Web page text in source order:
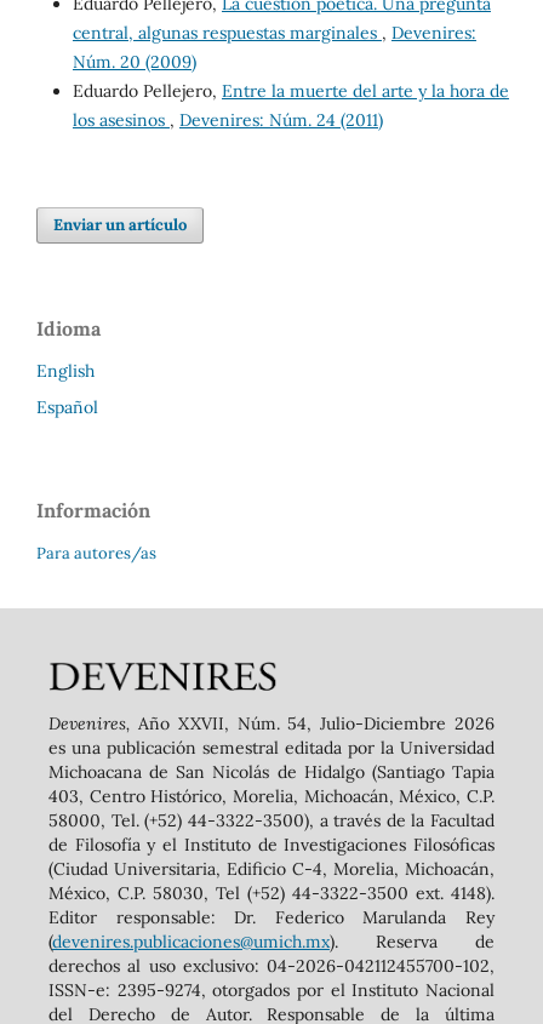
central, algunas respuestas marginales , Devenires:
Núm. 20 (2009)
Eduardo Pellejero, Entre la muerte del arte y la hora de
los asesinos , Devenires: Núm. 24 (2011)
Enviar un artículo
Idioma
English
Español
Información
Para autores/as
Devenires, Año XXVII, Núm. 54, Julio-Diciembre 2026
es una publicación semestral editada por la Universidad
Michoacana de San Nicolás de Hidalgo (Santiago Tapia
403, Centro Histórico, Morelia, Michoacán, México, C.P.
58000, Tel. (+52) 44-3322-3500), a través de la Facultad
de Filosofía y el Instituto de Investigaciones Filosóficas
(Ciudad Universitaria, Edificio C-4, Morelia, Michoacán,
México, C.P. 58030, Tel (+52) 44-3322-3500 ext. 4148).
‬Editor responsable: Dr. Federico Marulanda Rey
(devenires.publicaciones@umich.mx). Reserva de
derechos al uso exclusivo: 04-2026-042112455700-102,
ISSN-e: 2395-9274, otorgados por el Instituto Nacional
del Derecho de Autor. Responsable de la última